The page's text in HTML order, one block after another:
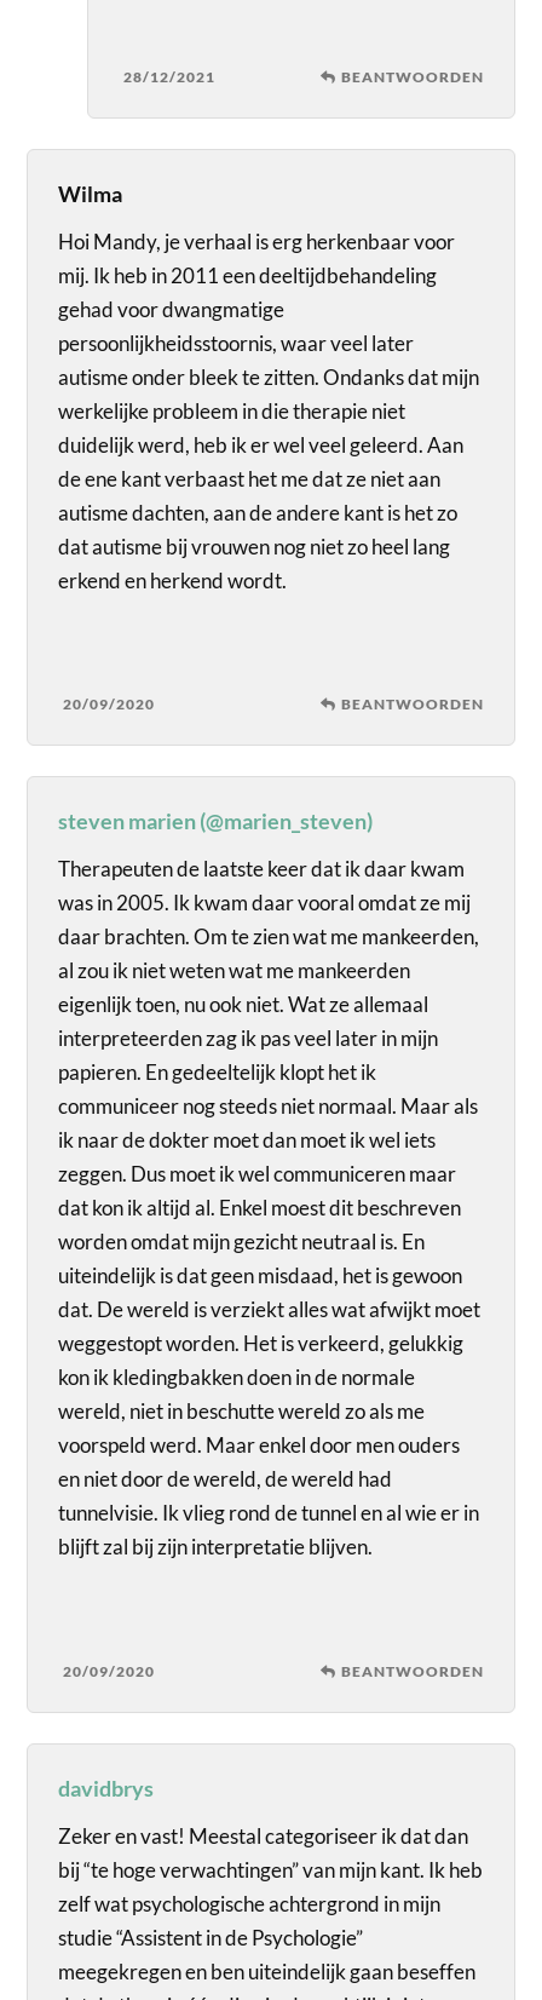
28/12/2021 BEANTWOORDEN
Wilma
Hoi Mandy, je verhaal is erg herkenbaar voor
mij. Ik heb in 2011 een deeltijdbehandeling
gehad voor dwangmatige
persoonlijkheidsstoornis, waar veel later
autisme onder bleek te zitten. Ondanks dat mijn
werkelijke probleem in die therapie niet
duidelijk werd, heb ik er wel veel geleerd. Aan
de ene kant verbaast het me dat ze niet aan
autisme dachten, aan de andere kant is het zo
dat autisme bij vrouwen nog niet zo heel lang
erkend en herkend wordt.
20/09/2020 BEANTWOORDEN
steven marien (@marien_steven)
Therapeuten de laatste keer dat ik daar kwam
was in 2005. Ik kwam daar vooral omdat ze mij
daar brachten. Om te zien wat me mankeerden,
al zou ik niet weten wat me mankeerden
eigenlijk toen, nu ook niet. Wat ze allemaal
interpreteerden zag ik pas veel later in mijn
papieren. En gedeeltelijk klopt het ik
communiceer nog steeds niet normaal. Maar als
ik naar de dokter moet dan moet ik wel iets
zeggen. Dus moet ik wel communiceren maar
dat kon ik altijd al. Enkel moest dit beschreven
worden omdat mijn gezicht neutraal is. En
uiteindelijk is dat geen misdaad, het is gewoon
dat. De wereld is verziekt alles wat afwijkt moet
weggestopt worden. Het is verkeerd, gelukkig
kon ik kledingbakken doen in de normale
wereld, niet in beschutte wereld zo als me
voorspeld werd. Maar enkel door men ouders
en niet door de wereld, de wereld had
tunnelvisie. Ik vlieg rond de tunnel en al wie er in
blijft zal bij zijn interpretatie blijven.
20/09/2020 BEANTWOORDEN
davidbrys
Zeker en vast! Meestal categoriseer ik dat dan
bij “te hoge verwachtingen” van mijn kant. Ik heb
zelf wat psychologische achtergrond in mijn
studie “Assistent in de Psychologie”
meegekregen en ben uiteindelijk gaan beseffen